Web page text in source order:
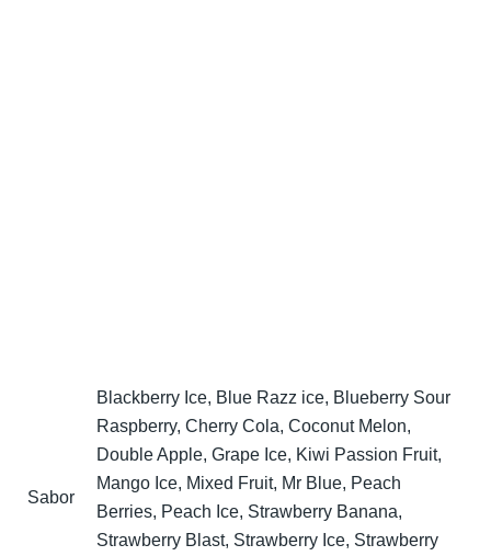
Sabor
Blackberry Ice, Blue Razz ice, Blueberry Sour
Raspberry, Cherry Cola, Coconut Melon,
Double Apple, Grape Ice, Kiwi Passion Fruit,
Mango Ice, Mixed Fruit, Mr Blue, Peach
Berries, Peach Ice, Strawberry Banana,
Strawberry Blast, Strawberry Ice, Strawberry